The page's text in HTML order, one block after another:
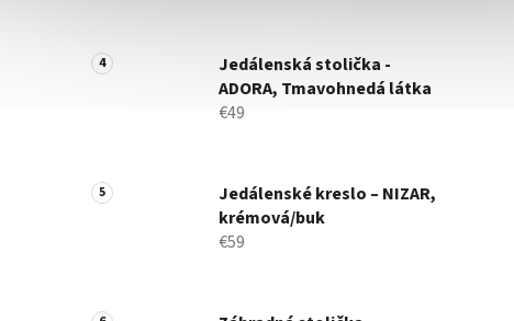
Jedálenská stolička -
ADORA, Tmavohnedá látka
€49
Jedálenské kreslo – NIZAR,
krémová/buk
€59